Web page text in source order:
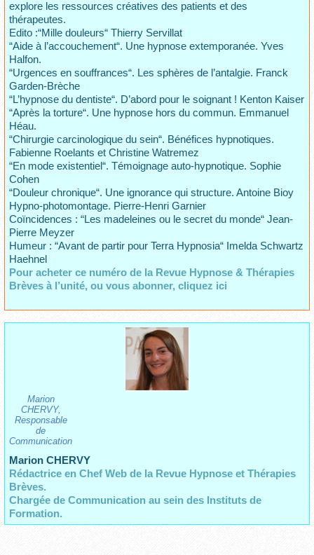
explore les ressources créatives des patients et des
thérapeutes.
Edito :“Mille douleurs“ Thierry Servillat
“Aide à l’accouchement“. Une hypnose extemporanée. Yves
Halfon.
“Urgences en souffrances“. Les sphères de l’antalgie. Franck
Garden-Brèche
“L’hypnose du dentiste“. D’abord pour le soignant ! Kenton Kaiser
“Après la torture“. Une hypnose hors du commun. Emmanuel
Héau.
“Chirurgie carcinologique du sein“. Bénéfices hypnotiques.
Fabienne Roelants et Christine Watremez
“En mode existentiel“. Témoignage auto-hypnotique. Sophie
Cohen
“Douleur chronique“. Une ignorance qui structure. Antoine Bioy
Hypno-photomontage. Pierre-Henri Garnier
Coïncidences : “Les madeleines ou le secret du monde“ Jean-
Pierre Meyzer
Humeur : “Avant de partir pour Terra Hypnosia“ Imelda Schwartz
Haehnel
Pour acheter ce numéro de la Revue Hypnose & Thérapies
Brèves à l’unité, ou vous abonner, cliquez ici
Marion
CHERVY,
Responsable
de
Communication
Marion CHERVY
Rédactrice en Chef Web de la Revue Hypnose et Thérapies
Brèves.
Chargée de Communication au sein des Instituts de
Formation.